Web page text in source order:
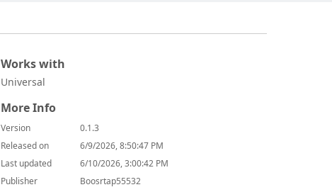
Works with
Universal
More Info
Version
0.1.3
Released on
6/9/2026, 8:50:47 PM
Last updated
6/10/2026, 3:00:42 PM
Publisher
Boosrtap55532